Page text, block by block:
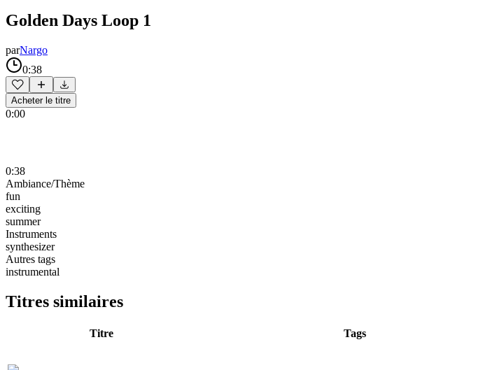
Golden Days Loop 1
parNargo
0:38
Acheter le titre
0:00
0:38
Ambiance/Thème
fun
exciting
summer
Instruments
synthesizer
Autres tags
instrumental
Titres similaires
Titre Tags